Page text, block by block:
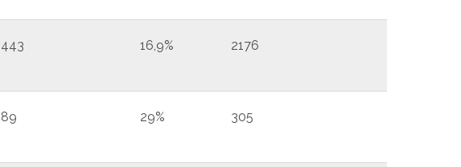
443 16,9% 2176
89 29% 305